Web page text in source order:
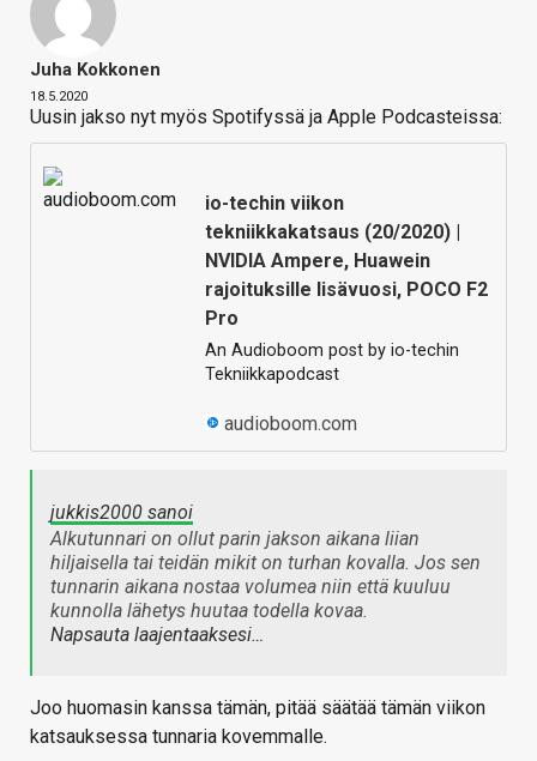
Juha Kokkonen
18.5.2020
Uusin jakso nyt myös Spotifyssä ja Apple Podcasteissa:
io-techin viikon
tekniikkakatsaus (20/2020) |
NVIDIA Ampere, Huawein
rajoituksille lisävuosi, POCO F2
Pro
An Audioboom post by io-techin
Tekniikkapodcast
audioboom.com
jukkis2000 sanoi
Alkutunnari on ollut parin jakson aikana liian
hiljaisella tai teidän mikit on turhan kovalla. Jos sen
tunnarin aikana nostaa volumea niin että kuuluu
kunnolla lähetys huutaa todella kovaa.
Napsauta laajentaaksesi…
Joo huomasin kanssa tämän, pitää säätää tämän viikon
katsauksessa tunnaria kovemmalle.